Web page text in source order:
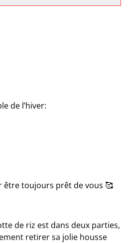
de l’hiver:
être toujours prêt de vous 🥰
de riz est dans deux parties,
retirer sa jolie housse